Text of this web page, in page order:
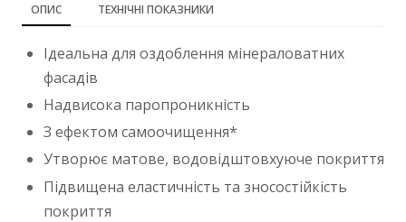
ОПИС ТЕХНІЧНІ ПОКАЗНИКИ
Ідеальна для оздоблення мінераловатних
фасадів
Надвисока паропроникність
З ефектом самоочищення*
Утворює матове, водовідштовхуюче покриття
Підвищена еластичність та зносостійкість
покриття